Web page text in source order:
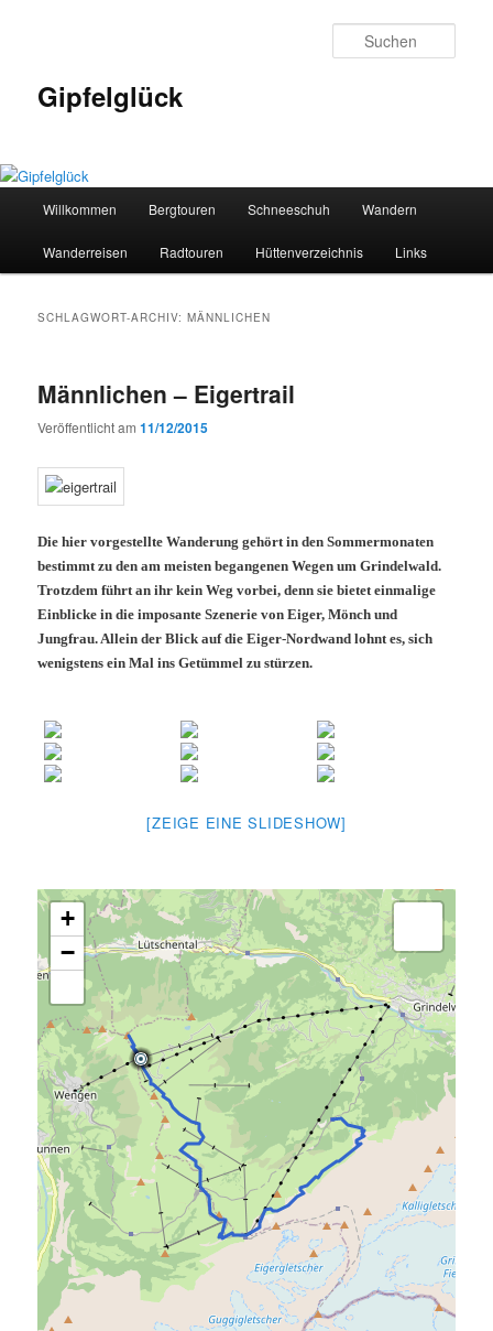
Gipfelglück
Willkommen Bergtouren Schneeschuh Wandern
Wanderreisen Radtouren Hüttenverzeichnis Links
SCHLAGWORT-ARCHIV:MÄNNLICHEN
Männlichen – Eigertrail
Veröffentlicht am11/12/2015
Die hier vorgestellte Wanderung gehört in den Sommermonaten
bestimmt zu den am meisten begangenen Wegen um Grindelwald.
Trotzdem führt an ihr kein Weg vorbei, denn sie bietet einmalige
Einblicke in die imposante Szenerie von Eiger, Mönch und
Jungfrau. Allein der Blick auf die Eiger-Nordwand lohnt es, sich
wenigstens ein Mal ins Getümmel zu stürzen.
[ZEIGE EINE SLIDESHOW]
+
−